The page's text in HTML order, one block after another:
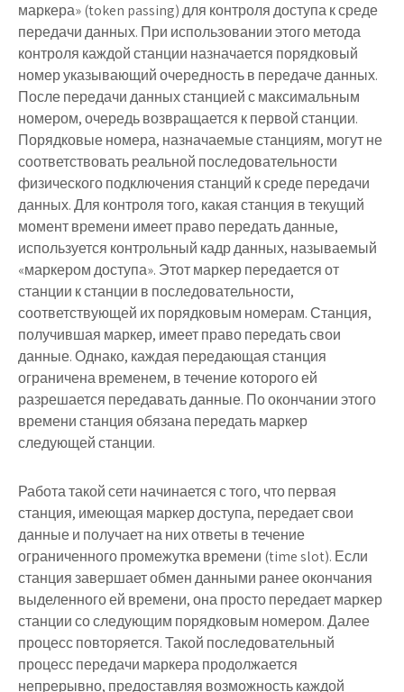
маркера» (token passing) для контроля доступа к среде
передачи данных. При использовании этого метода
контроля каждой станции назначается порядковый
номер указывающий очередность в передаче данных.
После передачи данных станцией с максимальным
номером, очередь возвращается к первой станции.
Порядковые номера, назначаемые станциям, могут не
соответствовать реальной последовательности
физического подключения станций к среде передачи
данных. Для контроля того, какая станция в текущий
момент времени имеет право передать данные,
используется контрольный кадр данных, называемый
«маркером доступа». Этот маркер передается от
станции к станции в последовательности,
соответствующей их порядковым номерам. Станция,
получившая маркер, имеет право передать свои
данные. Однако, каждая передающая станция
ограничена временем, в течение которого ей
разрешается передавать данные. По окончании этого
времени станция обязана передать маркер
следующей станции.
Работа такой сети начинается с того, что первая
станция, имеющая маркер доступа, передает свои
данные и получает на них ответы в течение
ограниченного промежутка времени (time slot). Если
станция завершает обмен данными ранее окончания
выделенного ей времени, она просто передает маркер
станции со следующим порядковым номером. Далее
процесс повторяется. Такой последовательный
процесс передачи маркера продолжается
непрерывно, предоставляя возможность каждой